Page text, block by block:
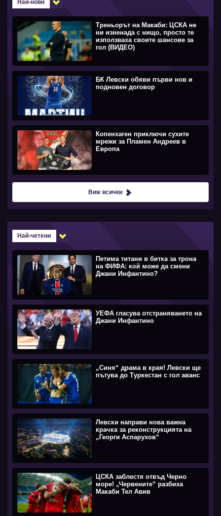
Най-нови
Треньорът на Макаби: ЦСКА не
ни изненада с нищо, просто те
използваха своите шансове за
гол (ВИДЕО)
БК Левски обяви първи нов и
подновен договор
Копенхаген приключи сухите
мрежи за Пламен Андреев в
Европа
Виж всички
Най-четени
Петима титани в битка за трона
на ФИФА: кой може да смени
Джани Инфантино?
УЕФА гласува отстраняването на
Джани Инфантино
„Синя“ драма в края! Левски ще
пътува до Туркестан с гол аванс
Левски направи нова важна
крачка за реконструкцията на
„Георги Аспарухов“
ЦСКА заблестя отвъд Черно
море! „Червените“ разбиха
Макаби Тел Авив